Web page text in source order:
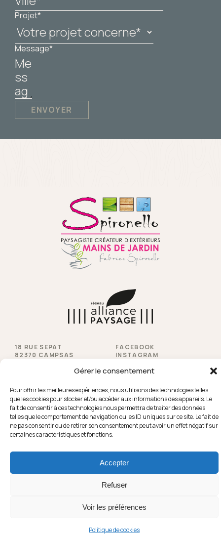
Gérer le consentement
Pour offrir les meilleures expériences, nous utilisons des technologies telles
que les cookies pour stocker et/ou accéder aux informations des appareils. Le
fait de consentir à ces technologies nous permettra de traiter des données
telles que le comportement de navigation ou les ID uniques sur ce site. Le fait de
ne pas consentir ou de retirer son consentement peut avoir un effet négatif sur
certaines caractéristiques et fonctions.
Accepter
Refuser
Voir les préférences
Politique de cookies
Projet*
Message*
ENVOYER
18 RUE SEPAT
82370 CAMPSAS
05 63 30 01 92
FACEBOOK
INSTAGRAM
PINTEREST
© 2026 Spironello Espaces Verts - Tous droits réservés |
vous